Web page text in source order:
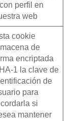
perfil en
web
cookie
de
encriptada
1 la clave de
de
para
si
mantener